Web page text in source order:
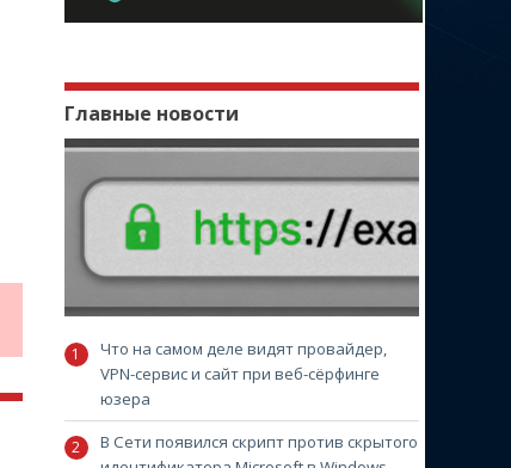
Главные новости
Что на самом деле видят провайдер,
VPN-сервис и сайт при веб-сёрфинге
юзера
В Сети появился скрипт против скрытого